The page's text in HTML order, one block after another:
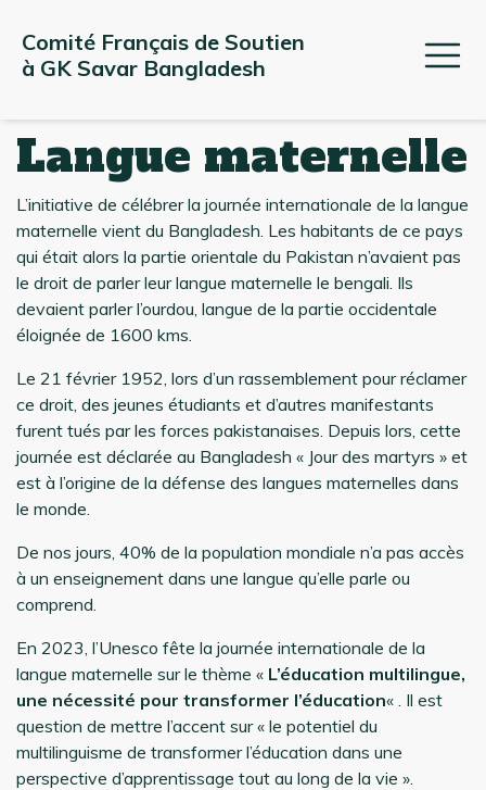
Comité Français de Soutien
à GK Savar Bangladesh
Langue maternelle
L’initiative de célébrer la journée internationale de la langue
maternelle vient du Bangladesh. Les habitants de ce pays
qui était alors la partie orientale du Pakistan n’avaient pas
le droit de parler leur langue maternelle le bengali. Ils
devaient parler l’ourdou, langue de la partie occidentale
éloignée de 1600 kms.
Le 21 février 1952, lors d’un rassemblement pour réclamer
ce droit, des jeunes étudiants et d’autres manifestants
furent tués par les forces pakistanaises. Depuis lors, cette
journée est déclarée au Bangladesh « Jour des martyrs » et
est à l’origine de la défense des langues maternelles dans
le monde.
De nos jours, 40% de la population mondiale n’a pas accès
à un enseignement dans une langue qu’elle parle ou
comprend.
En 2023, l’Unesco fête la journée internationale de la
langue maternelle sur le thème « L’éducation multilingue,
une nécessité pour transformer l’éducation« . Il est
question de mettre l’accent sur « le potentiel du
multilinguisme de transformer l’éducation dans une
perspective d’apprentissage tout au long de la vie ».